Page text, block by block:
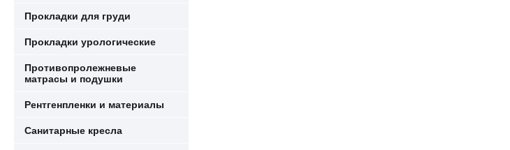
Прокладки для груди
Прокладки урологические
Противопролежневые
матрасы и подушки
Рентгенпленки и материалы
Санитарные кресла